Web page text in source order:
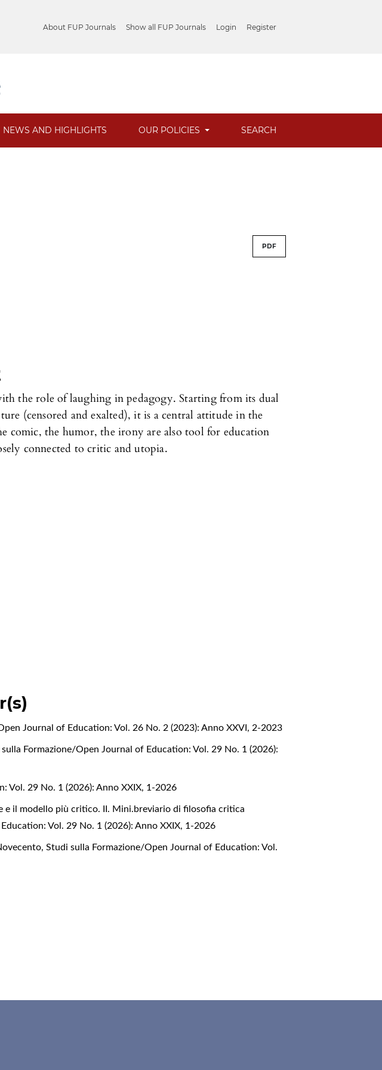
About FUP Journals Show all FUP Journals Login Register
NEWS AND HIGHLIGHTS OUR POLICIES SEARCH
PDF
the role of laughing in pedagogy. Starting from its dual
(censored and exalted), it is a central attitude in the
comic, the humor, the irony are also tool for education
connected to critic and utopia.
Journal of Education: Vol. 26 No. 2 (2023): Anno XXVI, 2-2023
Formazione/Open Journal of Education: Vol. 29 No. 1 (2026):
Vol. 29 No. 1 (2026): Anno XXIX, 1-2026
e il modello più critico. II. Mini.breviario di filosofia critica
Vol. 29 No. 1 (2026): Anno XXIX, 1-2026
,Studi sulla Formazione/Open Journal of Education: Vol.